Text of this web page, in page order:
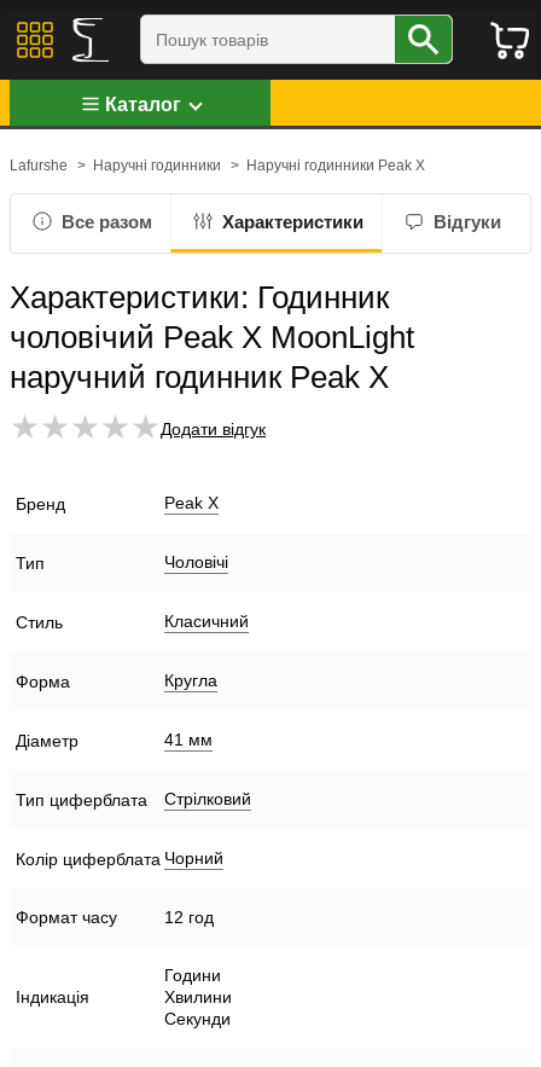
Каталог
Lafurshe > Наручні годинники > Наручні годинники Peak X
Все разом Характеристики Відгуки
Характеристики: Годинник
чоловічий Peak X MoonLight
наручний годинник Peak X
Додати відгук
Бренд Peak X
Тип Чоловічі
Стиль Класичний
Форма Кругла
Діаметр 41 мм
Тип циферблата Стрілковий
Колір циферблата Чорний
Формат часу 12 год
Індикація
Години
Хвилини
Секунди